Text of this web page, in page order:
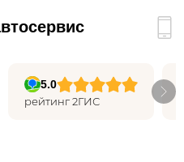
5.0
рейтинг 2ГИС